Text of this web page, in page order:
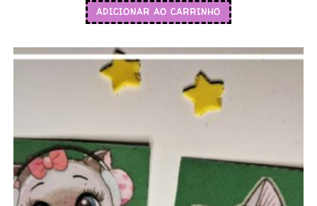
ADICIONAR AO CARRINHO